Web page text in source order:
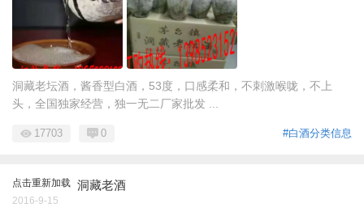
洞藏老坛酒，酱香型白酒，53度，口感柔和，不刺激喉咙，不上
头，全国独家经营，独一无二厂家批发 ...
#白酒分类信息
17703 0
点击重新加载 洞藏老酒
2016-9-15